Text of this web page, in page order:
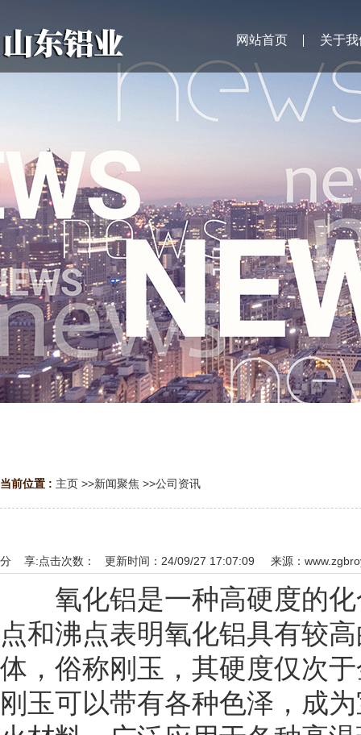
网站首页 关于
当前位置 : 主页 >>新闻聚焦 >>公司资讯
点击次数： 更新时间：24/09/27 17:07:09 来源：
分 享:
氧化铝是一种高硬度的化
点和沸点表明氧化铝具有较
体，俗称刚玉，其硬度仅次
刚玉可以带有各种色泽，成